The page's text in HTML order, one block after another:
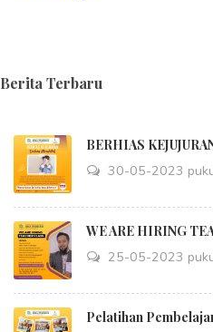
Berita Terbaru
BERHIAS
30-05-2023
WE ARE HIRING
25-05-2023
Pelatihan